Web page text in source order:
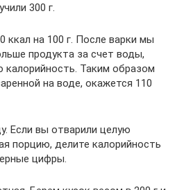
300 г.
ккал на 100 г. После варки мы
продукта за счет воды,
калорийность. Таким образом
на воде, окажется 110
Если вы отварили целую
порцию, делите калорийность
цифры.